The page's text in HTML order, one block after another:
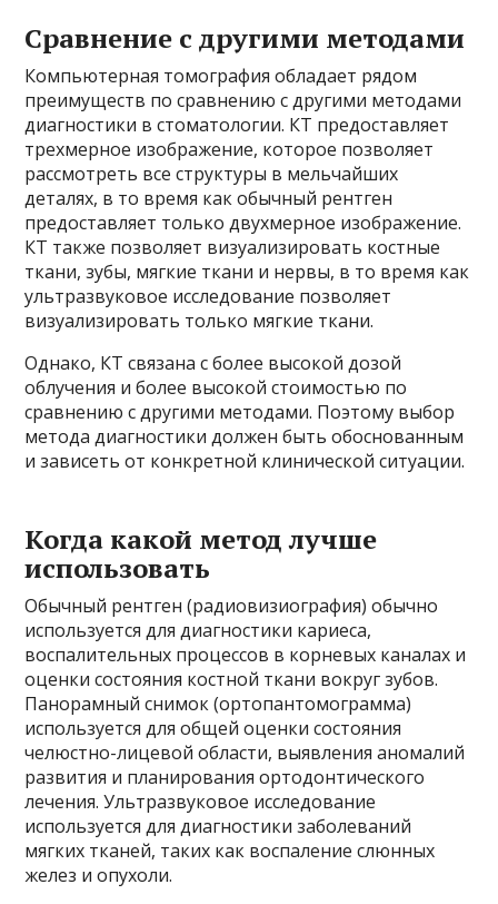
Сравнение с другими методами
Компьютерная томография обладает рядом
преимуществ по сравнению с другими методами
диагностики в стоматологии. КТ предоставляет
трехмерное изображение, которое позволяет
рассмотреть все структуры в мельчайших
деталях, в то время как обычный рентген
предоставляет только двухмерное изображение.
КТ также позволяет визуализировать костные
ткани, зубы, мягкие ткани и нервы, в то время как
ультразвуковое исследование позволяет
визуализировать только мягкие ткани.
Однако, КТ связана с более высокой дозой
облучения и более высокой стоимостью по
сравнению с другими методами. Поэтому выбор
метода диагностики должен быть обоснованным
и зависеть от конкретной клинической ситуации.
Когда какой метод лучше
использовать
Обычный рентген (радиовизиография) обычно
используется для диагностики кариеса,
воспалительных процессов в корневых каналах и
оценки состояния костной ткани вокруг зубов.
Панорамный снимок (ортопантомограмма)
используется для общей оценки состояния
челюстно-лицевой области, выявления аномалий
развития и планирования ортодонтического
лечения. Ультразвуковое исследование
используется для диагностики заболеваний
мягких тканей, таких как воспаление слюнных
желез и опухоли.